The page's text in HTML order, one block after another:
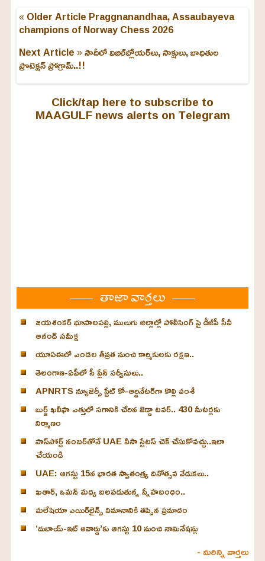
« Older Article Praggnanandhaa, Assaubayeva
champions of Norway Chess 2026
Next Article »సౌదీలో విజిల్‌బ్లోయర్‌లు, సాక్షులు, బాధితుల
ప్రొటెక్షన్ ప్రోగ్రామ్..!!
Click/tap here to subscribe to
MAAGULF news alerts on Telegram
తాజా వార్తలు
జయశంకర్ భూపాలపల్లి, ములుగు జిల్లాల్లో పోలీసింగ్‌ పై డీజీపీ సీవీ
ఆనంద్ సమీక్ష
యూఏఈలో ఎండల తీవ్రత నుంచి కార్మికులకు రక్షణ..
తెలంగాణ-ఏపీలో సీ ప్లేన్ సర్వీసులు..
APNRTS న్యూజెర్సీ స్టేట్ కో-ఆర్డినేటర్‌గా కొల్లి వంశీ
బుర్జ్ ఖలీఫా ఎత్తులో సగానికి చేరిన జెడ్డా టవర్.. 430 మీటర్లకు
నిర్మాణం
పాస్‌పోర్ట్ నంబర్‌తోనే UAE వీసా స్టేటస్ చెక్ చేసుకోవచ్చు..ఇలా
చేయండి
UAE: ఆగస్టు 15న భారత స్వాతంత్ర్య దినోత్సవ వేడుకలు..
ఖతార్, ఒమన్ మధ్య బలపడుతున్న స్నేహబంధం..
మలేషియా ఎయిర్‌లైన్స్ విమానానికి తప్పిన ప్రమాదం
‘దుబాయ్-ఇట్ అవార్డు’కు ఆగస్టు 10 నుంచి నామినేషన్లు
- మరిన్ని వార్తలు